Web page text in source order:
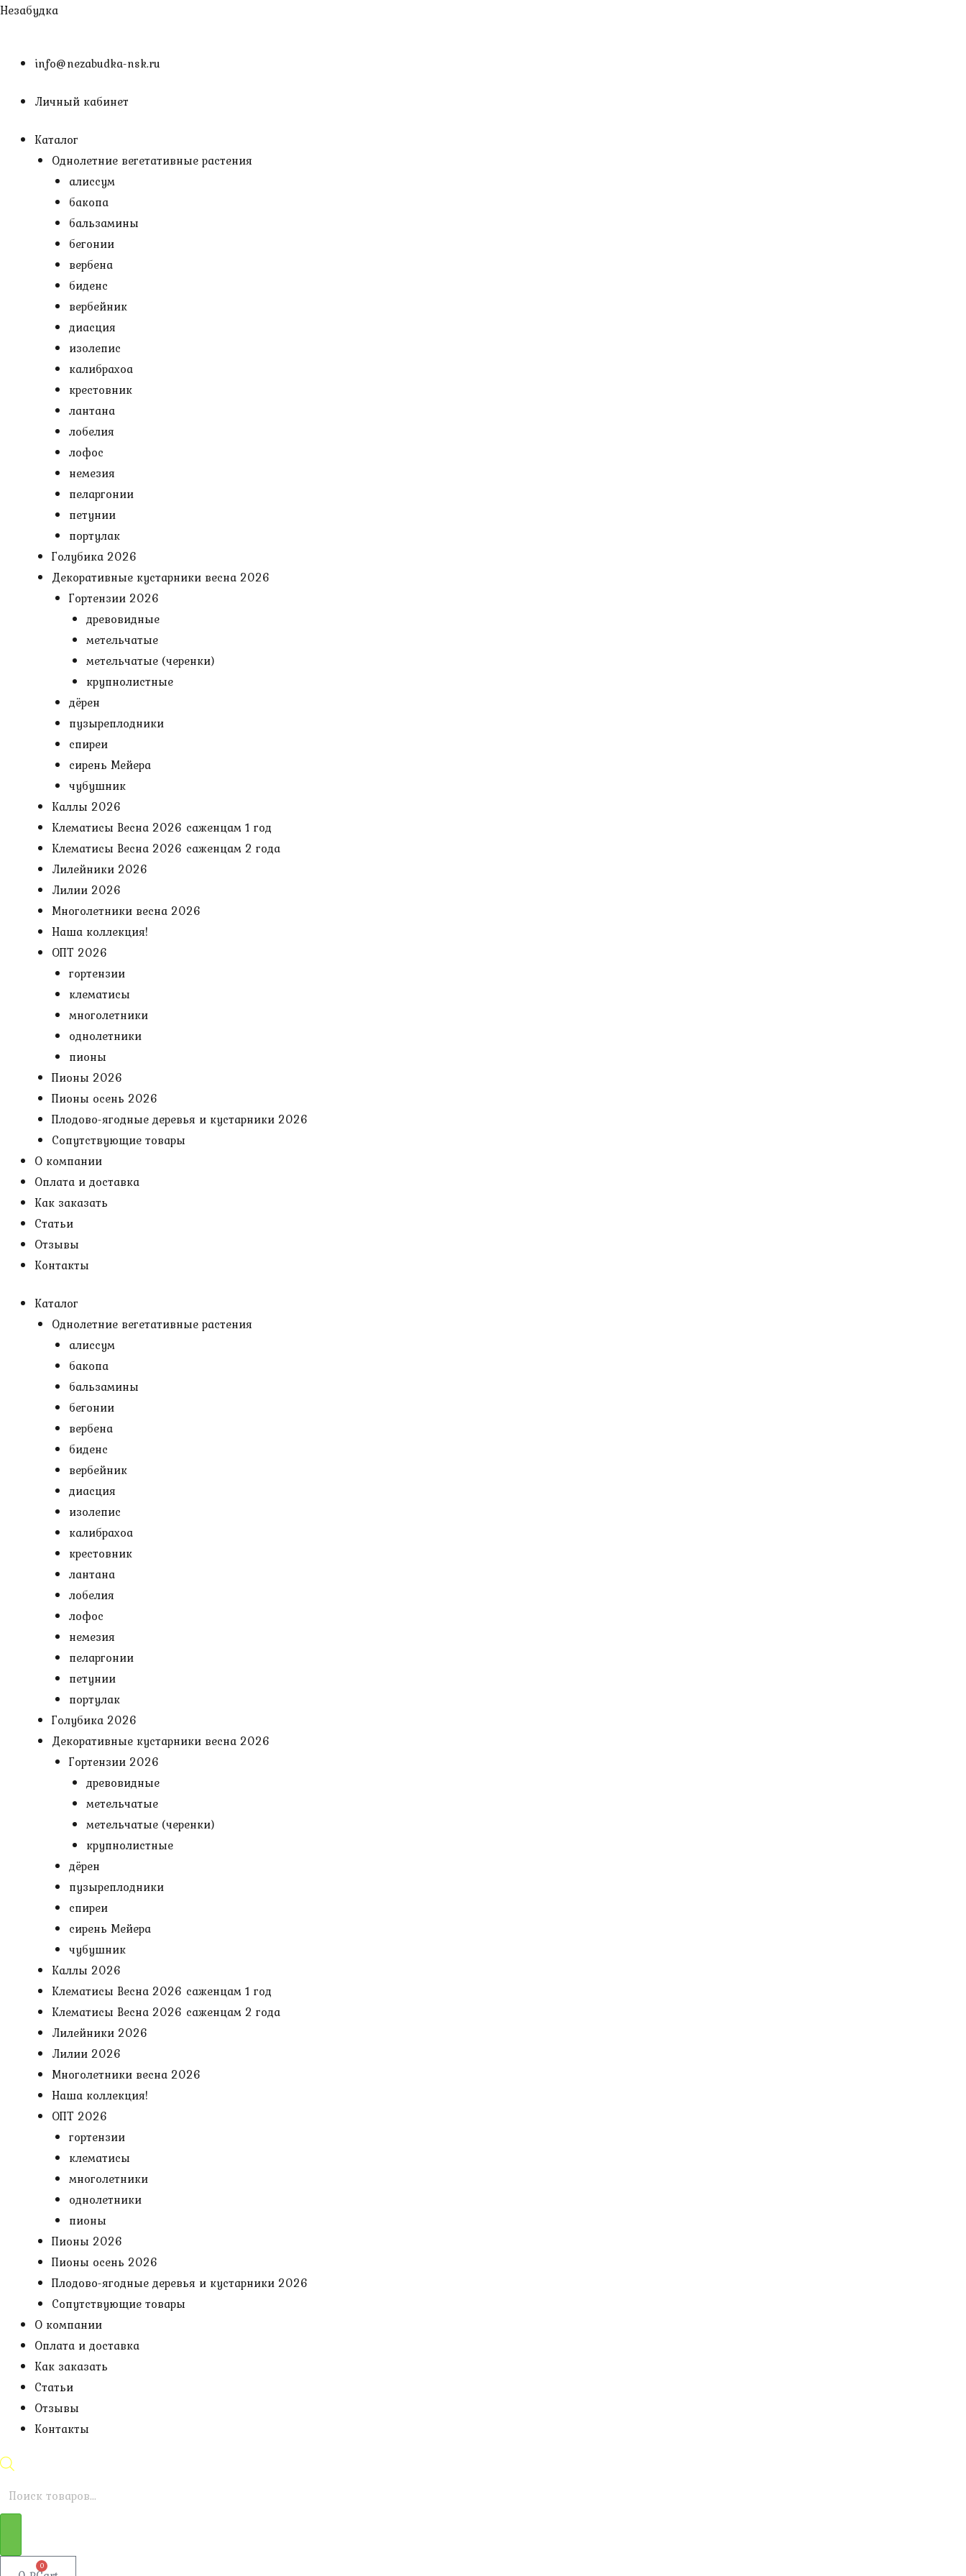
Перейти
Незабудка
info@nezabudka-nsk.ru
Личный кабинет
Каталог
Однолетние вегетативные растения
алиссум
бакопа
бальзамины
бегонии
вербена
биденс
вербейник
диасция
изолепис
калибрахоа
крестовник
лантана
лобелия
лофос
немезия
пеларгонии
петунии
портулак
Голубика 2026
Декоративные кустарники весна 2026
Гортензии 2026
древовидные
метельчатые
метельчатые (черенки)
крупнолистные
дёрен
пузыреплодники
спиреи
сирень Мейера
чубушник
Каллы 2026
Клематисы Весна 2026 саженцам 1 год
Клематисы Весна 2026 саженцам 2 года
Лилейники 2026
Лилии 2026
Многолетники весна 2026
Наша коллекция!
ОПТ 2026
гортензии
клематисы
многолетники
однолетники
пионы
Пионы 2026
Пионы осень 2026
Плодово-ягодные деревья и кустарники 2026
Сопутствующие товары
О компании
Оплата и доставка
Как заказать
Статьи
Отзывы
Контакты
Каталог
Однолетние вегетативные растения
алиссум
бакопа
бальзамины
бегонии
вербена
биденс
вербейник
диасция
изолепис
калибрахоа
крестовник
лантана
лобелия
лофос
немезия
пеларгонии
петунии
портулак
Голубика 2026
Декоративные кустарники весна 2026
Гортензии 2026
древовидные
метельчатые
метельчатые (черенки)
крупнолистные
дёрен
пузыреплодники
спиреи
сирень Мейера
чубушник
Каллы 2026
Клематисы Весна 2026 саженцам 1 год
Клематисы Весна 2026 саженцам 2 года
Лилейники 2026
Лилии 2026
Многолетники весна 2026
Наша коллекция!
ОПТ 2026
гортензии
клематисы
многолетники
однолетники
пионы
Пионы 2026
Пионы осень 2026
Плодово-ягодные деревья и кустарники 2026
Сопутствующие товары
О компании
Оплата и доставка
Как заказать
Статьи
Отзывы
Контакты
Поиск
0